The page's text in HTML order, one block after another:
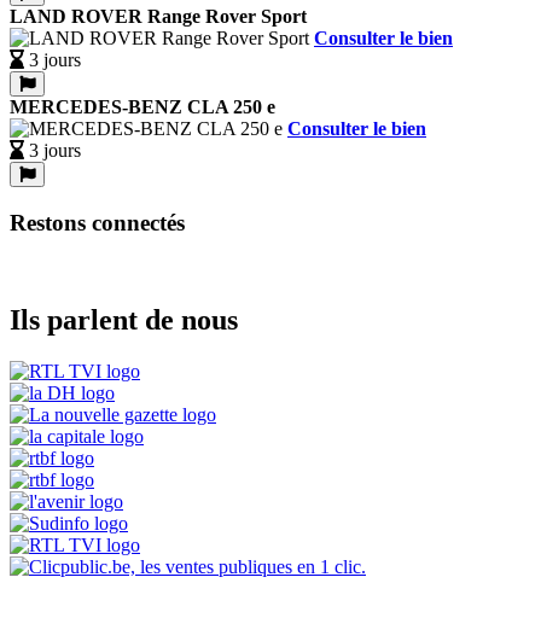
LAND ROVER Range Rover Sport
Consulter le bien
3 jours
MERCEDES-BENZ CLA 250 e
Consulter le bien
3 jours
Restons connectés
Ils parlent de nous